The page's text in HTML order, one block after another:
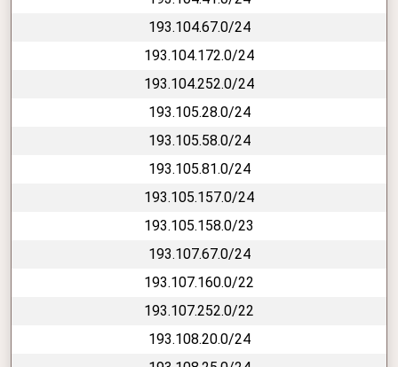
193.104.67.0/24
193.104.172.0/24
193.104.252.0/24
193.105.28.0/24
193.105.58.0/24
193.105.81.0/24
193.105.157.0/24
193.105.158.0/23
193.107.67.0/24
193.107.160.0/22
193.107.252.0/22
193.108.20.0/24